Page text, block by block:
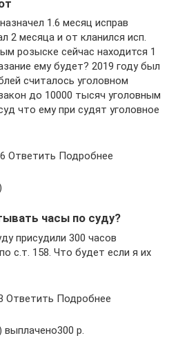
1.6 месяц исправ
2 месяца и от кланился исп.
розыске сейчас находится 1
ему будет? 2019 году был
считалось уголовном
до 10000 тысяч уголовным
что ему при судят уголовное
Ответить Подробнее
часы по суду?
присудили 300 часов
с.т. 158. Что будет если я их
Ответить Подробнее
выплачено300 р.